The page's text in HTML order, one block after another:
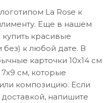
La Rose к
Еще в нашем
красивые
без) к любой дате. В
карточки 10х14 см
см, которые
композицию. Если
напишите